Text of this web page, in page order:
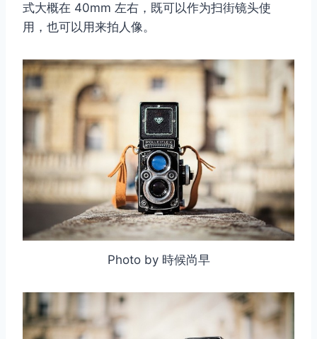
式大概在 40mm 左右，既可以作为扫街镜头使
用，也可以用来拍人像。
Photo by 時候尚早